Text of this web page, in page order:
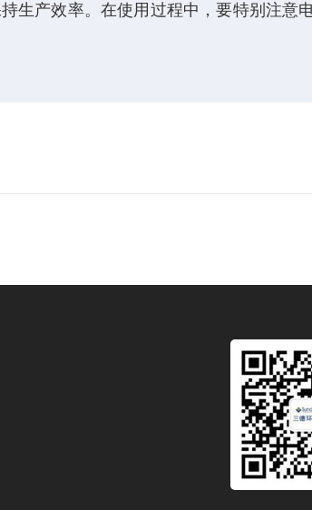
生产效率。在使用过程中，要特别注意